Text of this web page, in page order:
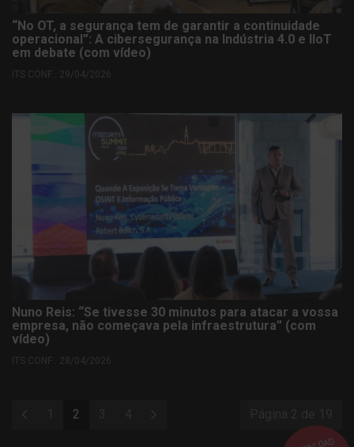
“No OT, a segurança tem de garantir a continuidade
operacional”: A cibersegurança na Indústria 4.0 e IIoT
em debate (com vídeo)
ITS CONF . 29/04/2026
Nuno Reis: “Se tivesse 30 minutos para atacar a vossa
empresa, não começava pela infraestrutura” (com
vídeo)
ITS CONF . 28/04/2026
2